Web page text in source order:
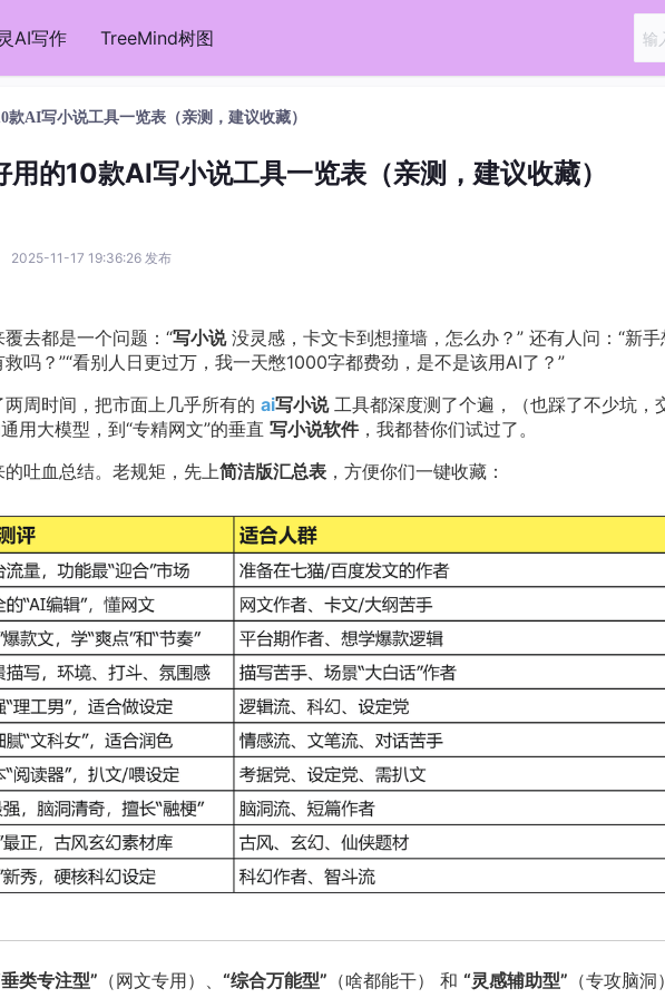
AI写作 TreeMind树图
款AI写小说工具一览表（亲测，建议收藏）
的10款AI写小说工具一览表（亲测，建议收藏）
2025-11-17 19:36:26 发布
去都是一个问题：“写小说没灵感，卡文卡到想撞墙，怎么办？” 还有人问：“新手
吗？”“看别人日更过万，我一天憋1000字都费劲，是不是该用AI了？”
周时间，把市面上几乎所有的 ai写小说工具都深度测了个遍，（也踩了不少坑，
用大模型，到“专精网文”的垂直 写小说软件，我都替你们试过了。
吐血总结。老规矩，先上简洁版汇总表 ，方便你们一键收藏：
类专注型” （网文专用）、 “综合万能型” （啥都能干） 和 “灵感辅助型” （专攻脑